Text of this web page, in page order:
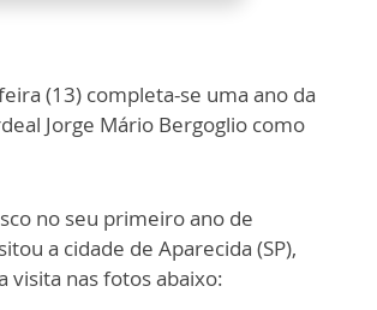
(13) completa-se uma ano da
Jorge Mário Bergoglio como
no seu primeiro ano de
a cidade de Aparecida (SP),
visita nas fotos abaixo: